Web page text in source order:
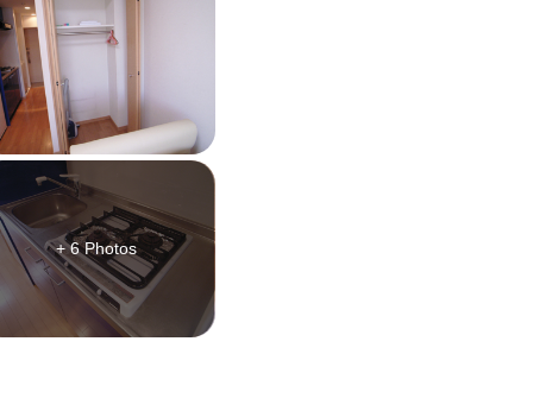
+ 6 Photos